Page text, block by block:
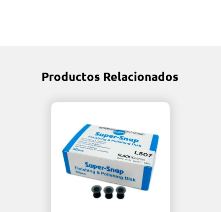
Productos Relacionados